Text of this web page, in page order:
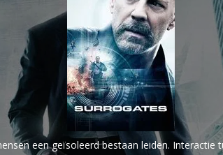
een geïsoleerd bestaan leiden.